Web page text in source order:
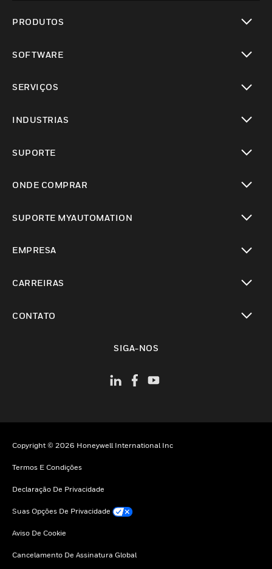
PRODUTOS
SOFTWARE
SERVIÇOS
INDUSTRIAS
SUPORTE
ONDE COMPRAR
SUPORTE MYAUTOMATION
EMPRESA
CARREIRAS
CONTATO
SIGA-NOS
Copyright © 2026 Honeywell International Inc
Termos E Condições
Declaração De Privacidade
Suas Opções De Privacidade
Aviso De Cookie
Cancelamento De Assinatura Global